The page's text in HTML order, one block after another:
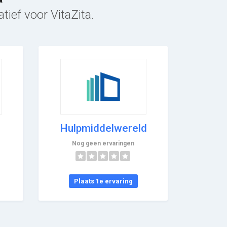
voor VitaZita.
Hulpmiddelwereld
Nog geen ervaringen
Plaats 1e ervaring